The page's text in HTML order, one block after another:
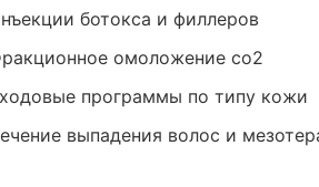
ботокса и филлеров
омоложение co2
программы по типу кожи
выпадения волос и